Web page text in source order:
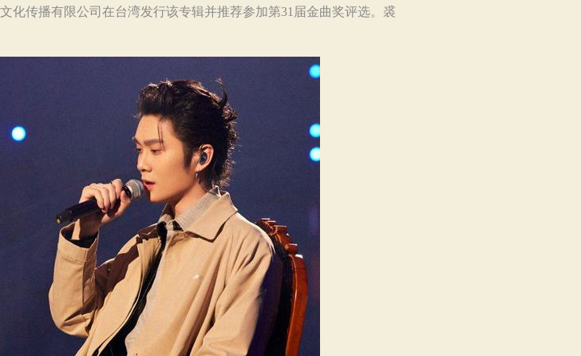
化传播有限公司在台湾发行该专辑并推荐参加第31届金曲奖评选。裘